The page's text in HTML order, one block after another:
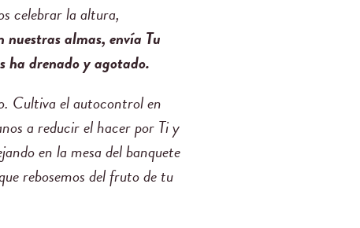
celebrar la altura,
nuestras almas, envía Tu
ha drenado y agotado.
Cultiva el autocontrol en
a reducir el hacer por Ti y
en la mesa del banquete
rebosemos del fruto de tu